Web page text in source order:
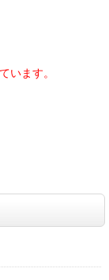
います。